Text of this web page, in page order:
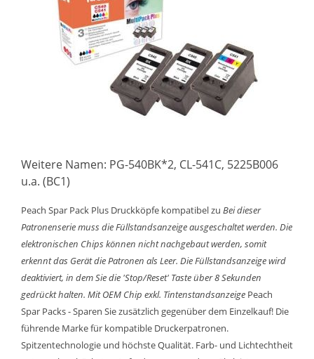
Weitere Namen: PG-540BK*2, CL-541C, 5225B006
u.a. (BC1)
Peach Spar Pack Plus Druckköpfe kompatibel zu Bei dieser
Patronenserie muss die Füllstandsanzeige ausgeschaltet werden. Die
elektronischen Chips können nicht nachgebaut werden, somit
erkennt das Gerät die Patronen als Leer. Die Füllstandsanzeige wird
deaktiviert, in dem Sie die 'Stop/Reset' Taste über 8 Sekunden
gedrückt halten. Mit OEM Chip exkl. Tintenstandsanzeige Peach
Spar Packs - Sparen Sie zusätzlich gegenüber dem Einzelkauf! Die
führende Marke für kompatible Druckerpatronen.
Spitzentechnologie und höchste Qualität. Farb- und Lichtechtheit